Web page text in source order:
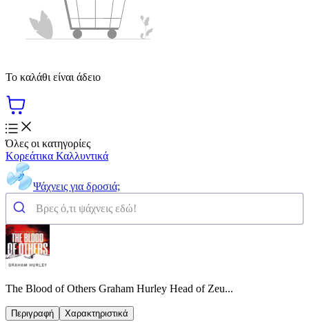
Το καλάθι είναι άδειο
Όλες οι κατηγορίες
Κορεάτικα Καλλυντικά
Ψάχνεις για δροσιά;
The Blood of Others Graham Hurley Head of Zeu...
Περιγραφή Χαρακτηριστικά